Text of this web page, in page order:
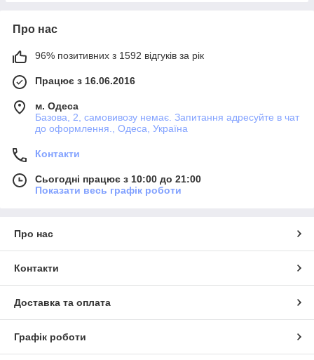
Про нас
96% позитивних з 1592 відгуків за рік
Працює з 16.06.2016
м. Одеса
Базова, 2, самовивозу немає. Запитання адресуйте в чат
до оформлення., Одеса, Україна
Контакти
Сьогодні працює з 10:00 до 21:00
Показати весь графік роботи
Про нас
Контакти
Доставка та оплата
Графік роботи